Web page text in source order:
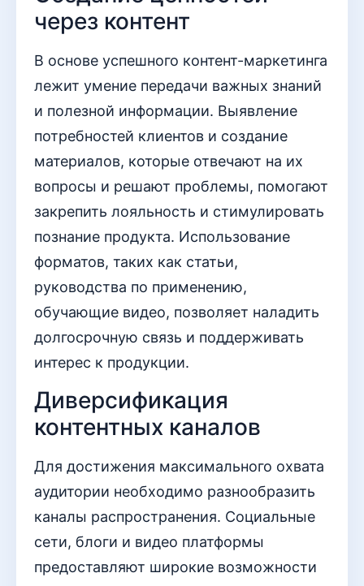
через контент
В основе успешного контент-маркетинга
лежит умение передачи важных знаний
и полезной информации. Выявление
потребностей клиентов и создание
материалов, которые отвечают на их
вопросы и решают проблемы, помогают
закрепить лояльность и стимулировать
познание продукта. Использование
форматов, таких как статьи,
руководства по применению,
обучающие видео, позволяет наладить
долгосрочную связь и поддерживать
интерес к продукции.
Диверсификация
контентных каналов
Для достижения максимального охвата
аудитории необходимо разнообразить
каналы распространения. Социальные
сети, блоги и видео платформы
предоставляют широкие возможности